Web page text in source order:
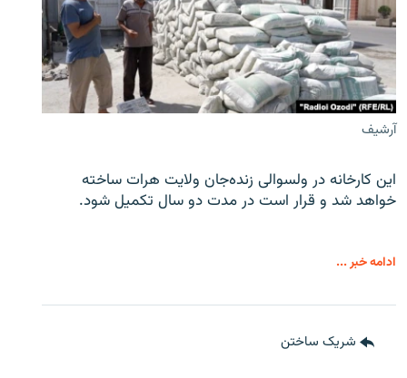
آرشیف
این کارخانه در ولسوالی زنده‌جان ولایت هرات ساخته
خواهد شد و قرار است در مدت دو سال تکمیل شود.
ادامه خبر ...
شریک ساختن